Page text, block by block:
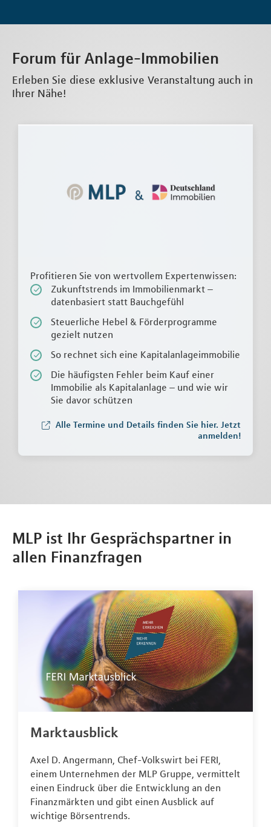
Forum für Anlage-Immobilien
Erleben Sie diese exklusive Veranstaltung auch in
Ihrer Nähe!
Profitieren Sie von wertvollem Expertenwissen:
Zukunftstrends im Immobilienmarkt –
datenbasiert statt Bauchgefühl
Steuerliche Hebel & Förderprogramme
gezielt nutzen
So rechnet sich eine Kapitalanlageimmobilie
Die häufigsten Fehler beim Kauf einer
Immobilie als Kapitalanlage – und wie wir
Sie davor schützen
Alle Termine und Details finden Sie hier. Jetzt
anmelden!
MLP ist Ihr Gesprächspartner in
allen Finanzfragen
Marktausblick
Axel D. Angermann, Chef-Volkswirt bei FERI,
einem Unternehmen der MLP Gruppe, vermittelt
einen Eindruck über die Entwicklung an den
Finanzmärkten und gibt einen Ausblick auf
wichtige Börsentrends.